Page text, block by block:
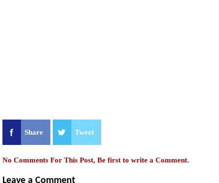
Share Tweet
No Comments For This Post, Be first to write a Comment.
Leave a Comment